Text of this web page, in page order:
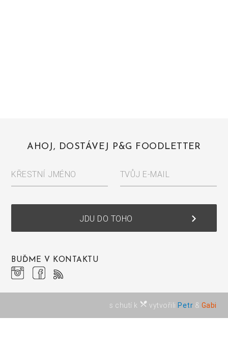
AHOJ, DOSTÁVEJ P&G FOODLETTER
KŘESTNÍ JMÉNO TVŮJ E-MAIL
JDU DO TOHO keyboard_arrow_right
BUĎME V KONTAKTU
s chutí k restaurant_menu vytvořili Petr & Gabi